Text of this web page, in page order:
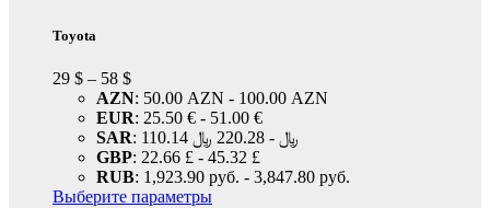
Toyota
29 $ – 58 $
AZN: 50.00 AZN - 100.00 AZN
EUR: 25.50 € - 51.00 €
SAR: 110.14 ﷼ - 220.28 ﷼
GBP: 22.66 £ - 45.32 £
RUB: 1,923.90 руб. - 3,847.80 руб.
Выберите параметры